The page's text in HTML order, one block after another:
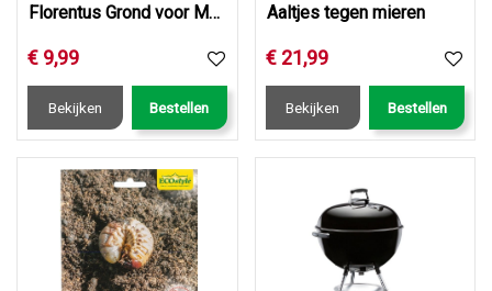
Florentus Grond voor Mediterrane planten 40L
€ 9,99
Bekijken Bestellen
Aaltjes tegen mieren
€ 21,99
Bekijken Bestellen